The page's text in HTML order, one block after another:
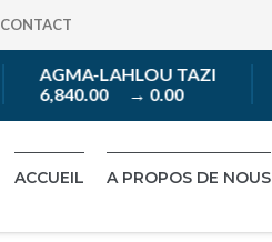
CONTACT
AGMA-LAHLOU TAZI
6,840.00→ 0.00
ACCUEIL A PROPOS DE NOUS